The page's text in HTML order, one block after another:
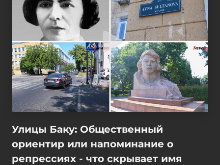
Улицы Баку: Общественный
ориентир или напоминание о
репрессиях - что скрывает имя